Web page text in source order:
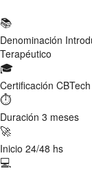
📚
Denominación
Terapéutico
🎓
Certificación
⏱
Duración 3 meses
🚀
Inicio 24/48 hs
💻